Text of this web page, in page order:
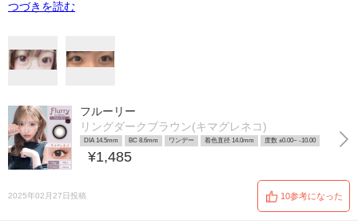
つづきを読む
フルーリー
リングダークブラウン(キマグレネコ)
DIA 14.5mm BC 8.6mm ワンデー 着色直径 14.0mm 度数 ±0.00~ -10.00
¥1,485
2025年02月27日投稿 10参考になった